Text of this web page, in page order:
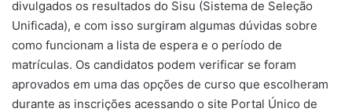
divulgados os resultados do Sisu (Sistema de Seleção
Unificada), e com isso surgiram algumas dúvidas sobre
como funcionam a lista de espera e o período de
matrículas. Os candidatos podem verificar se foram
aprovados em uma das opções de curso que escolheram
durante as inscrições acessando o site Portal Único de